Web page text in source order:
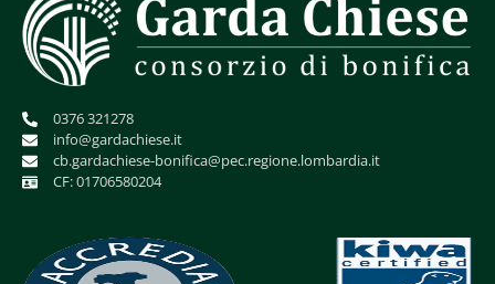
0376 321278
info@gardachiese.it
cb.gardachiese-bonifica@pec.regione.lombardia.it
CF: 01706580204